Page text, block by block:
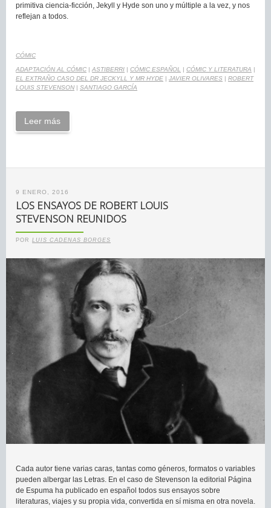
primitiva ciencia-ficción, Jekyll y Hyde son uno y múltiple a la vez, y nos
reflejan a todos.
CÓMIC
ADAPTACIÓN AL CÓMIC ASTIBERRI CÓMIC ESPAÑOL CÓMIC Y LITERATURA
EL EXTRAÑO CASO DEL DR JECKYLL Y MR HYDE
JAVIER OLIVARES
ROBERT
LOUIS STEVENSON
SANTIAGO GARCÍA
Leer más
9 ENERO, 2016
LOS ENSAYOS DE ROBERT LOUIS
STEVENSON REUNIDOS
POR LUIS CADENAS BORGES
Cada autor tiene varias caras, tantas como géneros, formatos o variables
pueden albergar las Letras. En el caso de Stevenson la editorial Página
de Espuma ha publicado en español todos sus ensayos sobre
literaturas, viajes y su propia vida, convertida en sí misma en otra novela.